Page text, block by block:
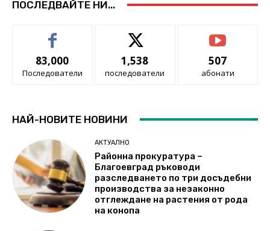
ПОСЛЕДВАЙТЕ НИ...
83,000
Последователи
1,538
последователи
507
абонати
НАЙ-НОВИТЕ НОВИНИ
АКТУАЛНО
Районна прокуратура –
Благоевград ръководи
разследването по три досъдебни
производства за незаконно
отглеждане на растения от рода
на конопа